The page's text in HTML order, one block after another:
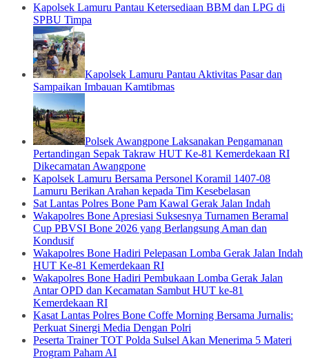
Kapolsek Lamuru Pantau Ketersediaan BBM dan LPG di
SPBU Timpa
Kapolsek Lamuru Pantau Aktivitas Pasar dan
Sampaikan Imbauan Kamtibmas
Polsek Awangpone Laksanakan Pengamanan
Pertandingan Sepak Takraw HUT Ke-81 Kemerdekaan RI
Dikecamatan Awangpone
Kapolsek Lamuru Bersama Personel Koramil 1407-08
Lamuru Berikan Arahan kepada Tim Kesebelasan
Sat Lantas Polres Bone Pam Kawal Gerak Jalan Indah
Wakapolres Bone Apresiasi Suksesnya Turnamen Beramal
Cup PBVSI Bone 2026 yang Berlangsung Aman dan
Kondusif
Wakapolres Bone Hadiri Pelepasan Lomba Gerak Jalan Indah
HUT Ke-81 Kemerdekaan RI
Wakapolres Bone Hadiri Pembukaan Lomba Gerak Jalan
Antar OPD dan Kecamatan Sambut HUT ke-81
Kemerdekaan RI
Kasat Lantas Polres Bone Coffe Morning Bersama Jurnalis:
Perkuat Sinergi Media Dengan Polri
Peserta Trainer TOT Polda Sulsel Akan Menerima 5 Materi
Program Paham AI